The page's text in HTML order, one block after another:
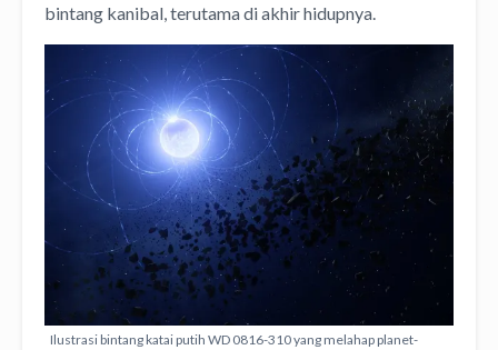
bintang kanibal, terutama di akhir hidupnya.
Ilustrasi bintang katai putih WD 0816-310 yang melahap planet-